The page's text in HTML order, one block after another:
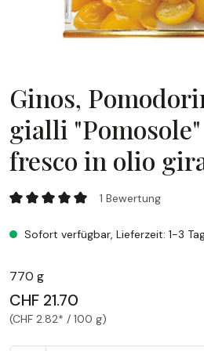
Ginos,
gialli
fresco in olio
Ginos, Pomodorini Ciliegini gialli
1 Bewertung
Sofort verfügbar, Lieferzeit: 1-3
770 g
CHF 21.70
(CHF 2.82* / 100 g)